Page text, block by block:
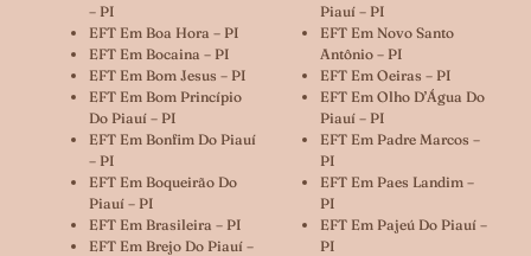
– PI
EFT Em Boa Hora – PI
EFT Em Bocaina – PI
EFT Em Bom Jesus – PI
EFT Em Bom Princípio
Do Piauí – PI
EFT Em Bonfim Do Piauí
– PI
EFT Em Boqueirão Do
Piauí – PI
EFT Em Brasileira – PI
EFT Em Brejo Do Piauí –
Piauí – PI
EFT Em Novo Santo
Antônio – PI
EFT Em Oeiras – PI
EFT Em Olho D’Água Do
Piauí – PI
EFT Em Padre Marcos –
PI
EFT Em Paes Landim –
PI
EFT Em Pajeú Do Piauí –
PI